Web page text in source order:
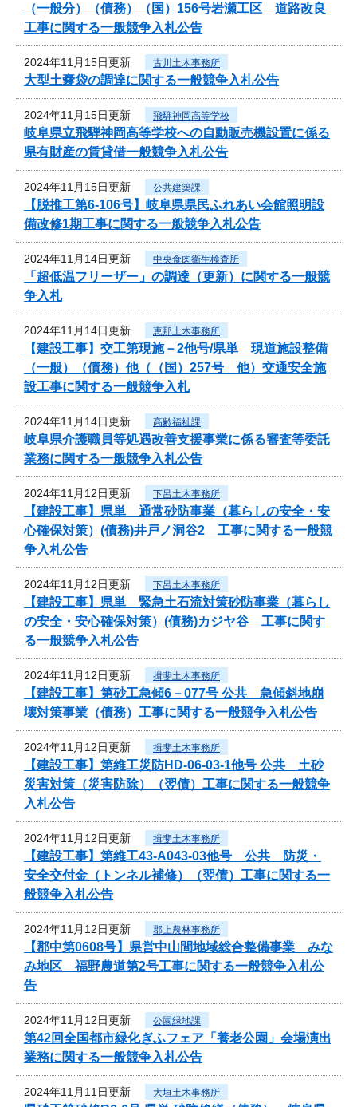
（一般分）（債務）（国）156号岩瀬工区 道路改良
工事に関する一般競争入札公告
2024年11月15日更新 古川土木事務所
大型土嚢袋の調達に関する一般競争入札公告
2024年11月15日更新 飛騨神岡高等学校
岐阜県立飛騨神岡高等学校への自動販売機設置に係る
県有財産の賃貸借一般競争入札公告
2024年11月15日更新 公共建築課
【脱推工第6-106号】岐阜県県民ふれあい会館照明設
備改修1期工事に関する一般競争入札公告
2024年11月14日更新 中央食肉衛生検査所
「超低温フリーザー」の調達（更新）に関する一般競
争入札
2024年11月14日更新 恵那土木事務所
【建設工事】交工第現施－2他号/県単 現道施設整備
（一般）（債務）他（（国）257号 他）交通安全施
設工事に関する一般競争入札
2024年11月14日更新 高齢福祉課
岐阜県介護職員等処遇改善支援事業に係る審査等委託
業務に関する一般競争入札公告
2024年11月12日更新 下呂土木事務所
【建設工事】県単 通常砂防事業（暮らしの安全・安
心確保対策）(債務)井戸ノ洞谷2 工事に関する一般競
争入札公告
2024年11月12日更新 下呂土木事務所
【建設工事】県単 緊急土石流対策砂防事業（暮らし
の安全・安心確保対策）(債務)カジヤ谷 工事に関す
る一般競争入札公告
2024年11月12日更新 揖斐土木事務所
【建設工事】第砂工急傾6－077号 公共 急傾斜地崩
壊対策事業（債務）工事に関する一般競争入札公告
2024年11月12日更新 揖斐土木事務所
【建設工事】第維工災防HD-06-03-1他号 公共 土砂
災害対策（災害防除）（翌債）工事に関する一般競争
入札公告
2024年11月12日更新 揖斐土木事務所
【建設工事】第維工43-A043-03他号 公共 防災・
安全交付金（トンネル補修）（翌債）工事に関する一
般競争入札公告
2024年11月12日更新 郡上農林事務所
【郡中第0608号】県営中山間地域総合整備事業 みな
み地区 福野農道第2号工事に関する一般競争入札公
告
2024年11月12日更新 公園緑地課
第42回全国都市緑化ぎふフェア「養老公園」会場演出
業務に関する一般競争入札公告
2024年11月11日更新 大垣土木事務所